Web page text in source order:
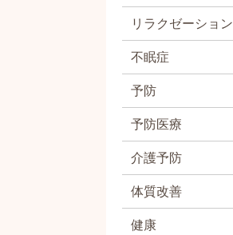
リラクゼーション
不眠症
予防
予防医療
介護予防
体質改善
健康